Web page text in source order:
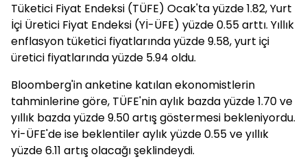
Tüketici Fiyat Endeksi (TÜFE) Ocak'ta yüzde 1.82, Yurt
İçi Üretici Fiyat Endeksi (Yİ-ÜFE) yüzde 0.55 arttı. Yıllık
enflasyon tüketici fiyatlarında yüzde 9.58, yurt içi
üretici fiyatlarında yüzde 5.94 oldu.
Bloomberg'in anketine katılan ekonomistlerin
tahminlerine göre, TÜFE'nin aylık bazda yüzde 1.70 ve
yıllık bazda yüzde 9.50 artış göstermesi bekleniyordu.
Yİ-ÜFE'de ise beklentiler aylık yüzde 0.55 ve yıllık
yüzde 6.11 artış olacağı şeklindeydi.